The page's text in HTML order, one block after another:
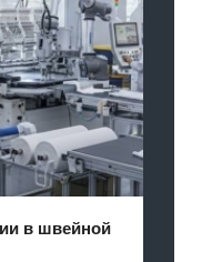
в швейной